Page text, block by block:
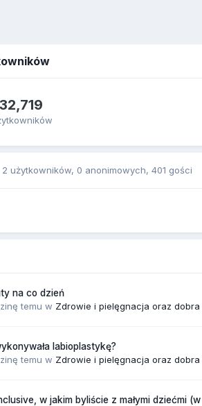
32,719
2 użytkowników, 0 anonimowych, 401 gości
na co dzień
temu w Zdrowie i pielęgnacja oraz dobra
labioplastykę?
temu w Zdrowie i pielęgnacja oraz dobra
w jakim byliście z małymi dziećmi